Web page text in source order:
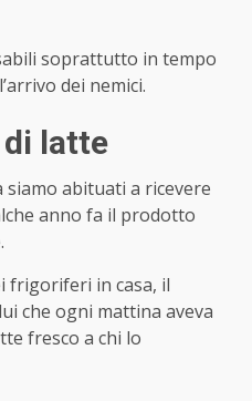
soprattutto in tempo
dei nemici.
latte
siamo abituati a ricevere
anno fa il prodotto
frigoriferi in casa, il
che ogni mattina aveva
fresco a chi lo